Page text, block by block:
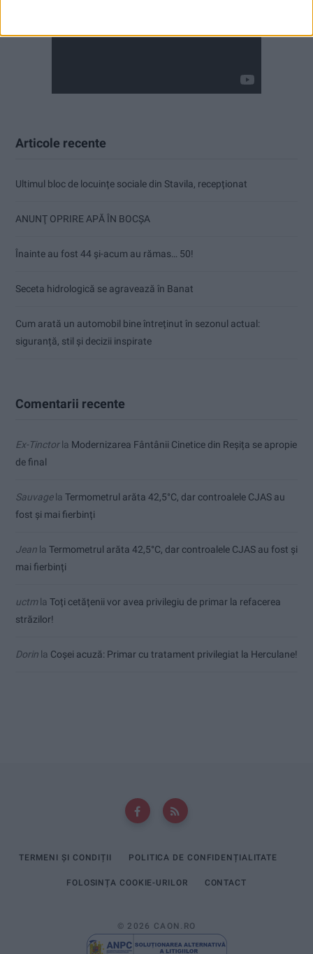
Articole recente
Ultimul bloc de locuințe sociale din Stavila, recepționat
ANUNŢ OPRIRE APĂ ÎN BOCȘA
Înainte au fost 44 și-acum au rămas… 50!
Seceta hidrologică se agravează în Banat
Cum arată un automobil bine întreținut în sezonul actual:
siguranță, stil și decizii inspirate
Comentarii recente
Ex-Tinctorla Modernizarea Fântânii Cinetice din Reșița se apropie
de final
Sauvagela Termometrul arăta 42,5°C, dar controalele CJAS au
fost și mai fierbinți
Jean la Termometrul arăta 42,5°C, dar controalele CJAS au fost și
mai fierbinți
uctmla Toți cetățenii vor avea privilegiu de primar la refacerea
străzilor!
Dorin la Coșei acuză: Primar cu tratament privilegiat la Herculane!
TERMENI ȘI CONDIȚII POLITICA DE CONFIDENȚIALITATE
FOLOSINȚA COOKIE-URILOR CONTACT
© 2026 CAON.RO